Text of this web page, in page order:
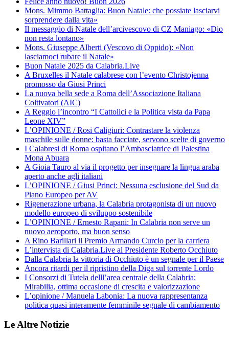
Mons. Mimmo Battaglia: Buon Natale: che possiate lasciarvi
sorprendere dalla vita»
Il messaggio di Natale dell’arcivescovo di CZ Maniago: «Dio
non resta lontano»
Mons. Giuseppe Alberti (Vescovo di Oppido): «Non
lasciamoci rubare il Natale»
Buon Natale 2025 da Calabria.Live
A Bruxelles il Natale calabrese con l’evento Christojenna
promosso da Giusi Princi
La nuova bella sede a Roma dell’Associazione Italiana
Coltivatori (AIC)
A Reggio l’incontro “I Cattolici e la Politica vista da Papa
Leone XIV”
L’OPINIONE / Rosi Caligiuri: Contrastare la violenza
maschile sulle donne: basta facciate, servono scelte di governo
I Calabresi di Roma ospitano l’Ambasciatrice di Palestina
Mona Abuara
A Gioia Tauro al via il progetto per insegnare la lingua araba
aperto anche agli italiani
L’OPINIONE / Giusi Princi: Nessuna esclusione del Sud da
Piano Europeo per AV
Rigenerazione urbana, la Calabria protagonista di un nuovo
modello europeo di sviluppo sostenibile
L’OPINIONE / Ernesto Rapani: In Calabria non serve un
nuovo aeroporto, ma buon senso
A Rino Barillari il Premio Armando Curcio per la carriera
L’intervista di Calabria.Live al Presidente Roberto Occhiuto
Dalla Calabria la vittoria di Occhiuto è un segnale per il Paese
Ancora ritardi per il ripristino della Diga sul torrente Lordo
I Consorzi di Tutela delll’area centrale della Calabria:
Mirabilia, ottima occasione di crescita e valorizzazione
L’opinione / Manuela Labonia: La nuova rappresentanza
politica quasi interamente femminile segnale di cambiamento
Le Altre Notizie